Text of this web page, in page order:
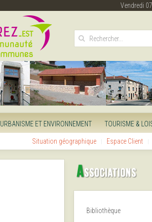
Vendredi
URBANISME ET ENVIRONNEMENT TOURISME &
Situation géographique Espace Client
Bibliothèque